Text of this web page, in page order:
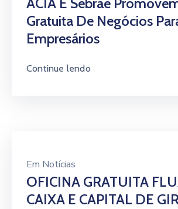
Gratuita De Negócios
Empresários
Continue lendo
Em Notícias
OFICINA GRATUITA
CAIXA E CAPITAL DE